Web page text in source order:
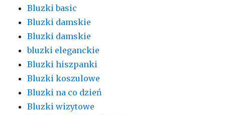
Bluzki basic
Bluzki damskie
Bluzki damskie
bluzki eleganckie
Bluzki hiszpanki
Bluzki koszulowe
Bluzki na co dzień
Bluzki wizytowe